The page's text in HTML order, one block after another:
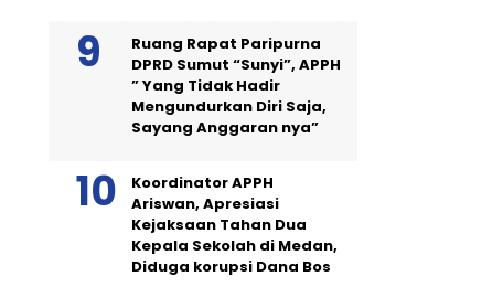
Ruang Rapat Paripurna
DPRD Sumut “Sunyi”, APPH
” Yang Tidak Hadir
Mengundurkan Diri Saja,
Sayang Anggaran nya”
Koordinator APPH
Ariswan, Apresiasi
Kejaksaan Tahan Dua
Kepala Sekolah di Medan,
Diduga korupsi Dana Bos